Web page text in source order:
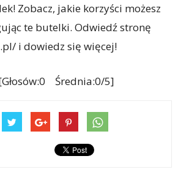
Zobacz, jakie korzyści możesz
te butelki. Odwiedź stronę
i dowiedz się więcej!
Średnia:0/5]